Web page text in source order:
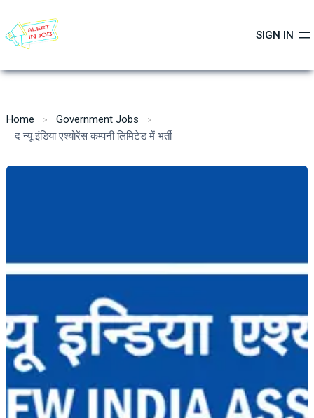
content
SIGN IN
Home
Government Jobs
द न्यू इंडिया एश्योरेंस कम्पनी लिमिटेड में भर्ती